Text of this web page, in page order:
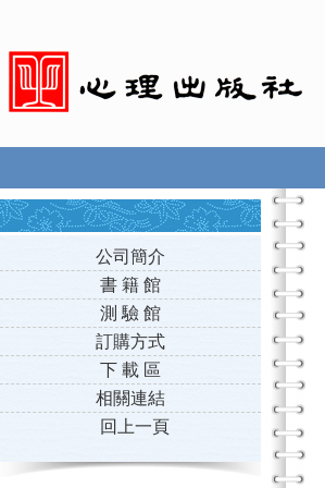
公司簡介
書 籍 館
測 驗 館
訂購方式
下 載 區
相關連結
回上一頁